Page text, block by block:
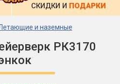
СКИДКИ И ПОДАРКИ
и наземные
РК3170